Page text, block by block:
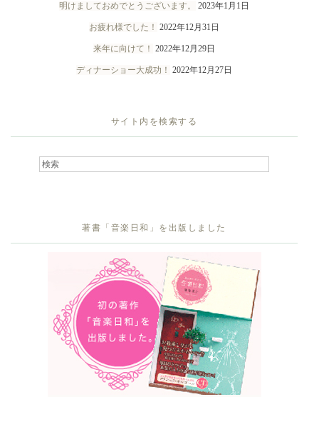
明けましておめでとうございます。 2023年1月1日
お疲れ様でした！ 2022年12月31日
来年に向けて！ 2022年12月29日
ディナーショー大成功！ 2022年12月27日
サイト内を検索する
著書「音楽日和」を出版しました